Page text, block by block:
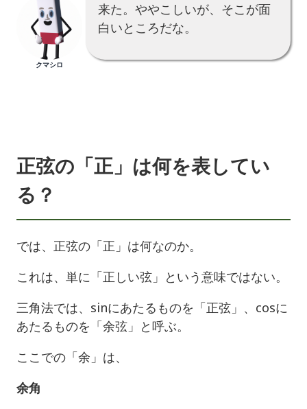
クマシロ
来た。ややこしいが、そこが面
白いところだな。
正弦の「正」は何を表してい
る？
では、正弦の「正」は何なのか。
これは、単に「正しい弦」という意味ではない。
三角法では、sinにあたるものを「正弦」、cosに
あたるものを「余弦」と呼ぶ。
ここでの「余」は、
余角